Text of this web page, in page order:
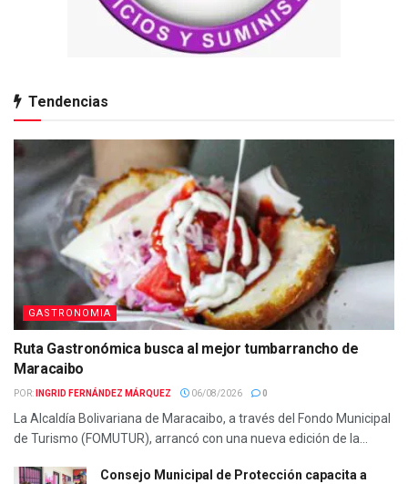
Tendencias
GASTRONOMIA
Ruta Gastronómica busca al mejor tumbarrancho de
Maracaibo
POR: INGRID FERNÁNDEZ MÁRQUEZ 06/08/2026 0
La Alcaldía Bolivariana de Maracaibo, a través del Fondo Municipal
de Turismo (FOMUTUR), arrancó con una nueva edición de la...
Consejo Municipal de Protección capacita a